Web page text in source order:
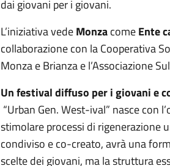
dai giovani per i giovani.
L’iniziativa vedeMonzacomeEnte
collaborazione con la Cooperativa
Monza e Brianza e l’Associazione
Un festival diffuso per i giovani e
“Urban Gen. West-ival” nasce con
stimolare processi di rigenerazione
condiviso e co-creato, avrà una
scelte dei giovani, ma la struttura